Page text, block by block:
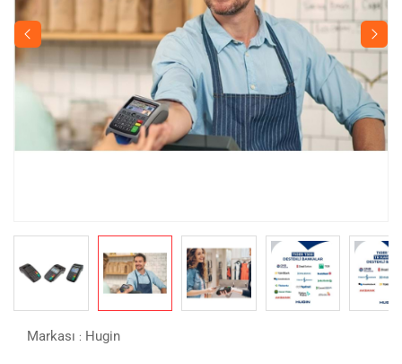
Markası : Hugin